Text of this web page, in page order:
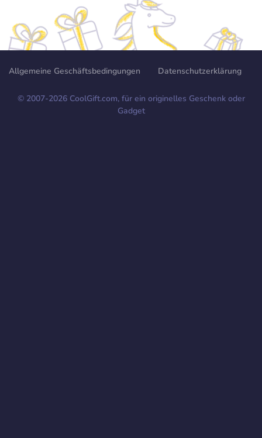
Allgemeine Geschäftsbedingungen Datenschutzerklärung
© 2007-2026CoolGift.com, für ein originelles Geschenk oder
Gadget